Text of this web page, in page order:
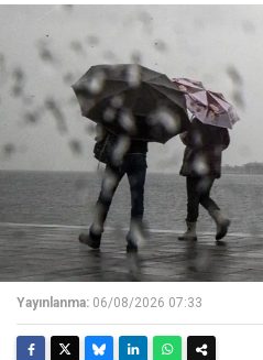
Yayınlanma: 06/08/2026 07:33